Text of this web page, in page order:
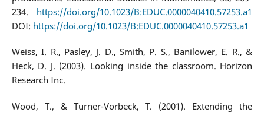
234. https://doi.org/10.1023/B:EDUC.0000040410.57253.a1
DOI: https://doi.org/10.1023/B:EDUC.0000040410.57253.a1
Weiss, I. R., Pasley, J. D., Smith, P. S., Banilower, E. R., &
Heck, D. J. (2003). Looking inside the classroom. Horizon
Research Inc.
Wood, T., & Turner-Vorbeck, T. (2001). Extending the